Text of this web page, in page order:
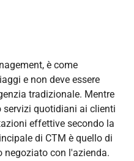
è come
e non deve essere
tradizionale. Mentre
quotidiani ai clienti
effettive secondo la
di CTM è quello di
negoziato con l'azienda.